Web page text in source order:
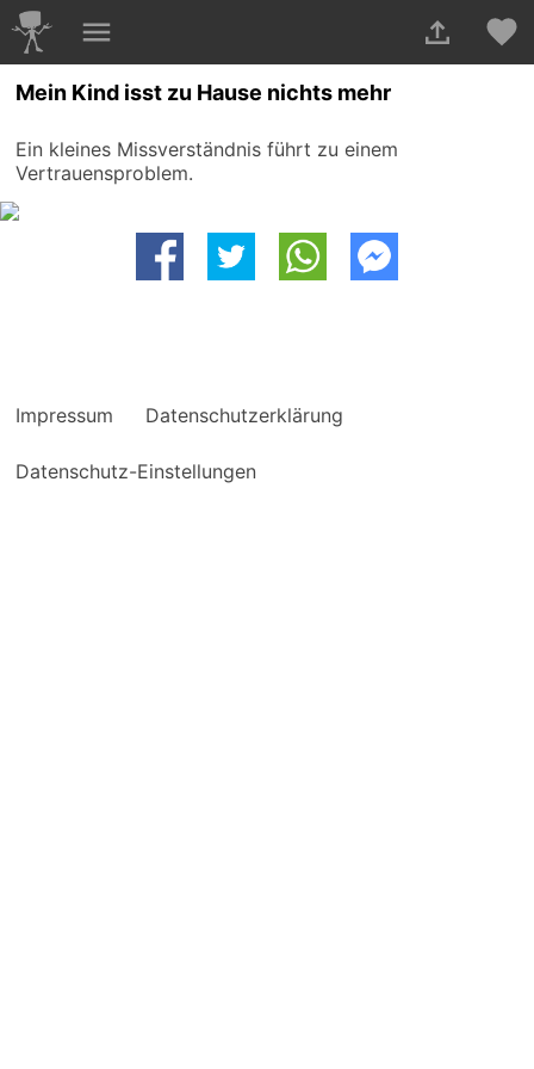
Mein Kind isst zu Hause nichts mehr
Ein kleines Missverständnis führt zu einem
Vertrauensproblem.
Impressum Datenschutzerklärung
Datenschutz-Einstellungen